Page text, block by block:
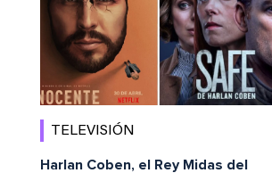
TELEVISIÓN
Harlan Coben, el Rey Midas del